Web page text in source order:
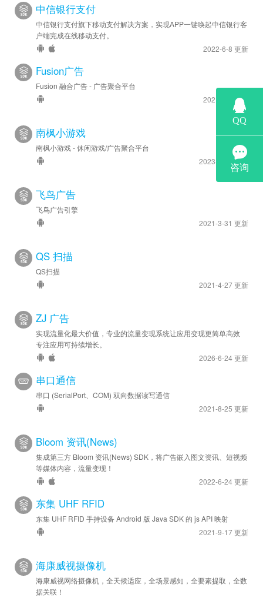
中信银行支付
中信银行支付旗下移动支付解决方案，实现APP一键唤起中信银行客
户端完成在线移动支付。
2022-6-8 更新
Fusion广告
Fusion 融合广告 - 广告聚合平台
2021-3-6 更新
南枫小游戏
南枫小游戏 - 休闲游戏/广告聚合平台
2023-2-14 更新
飞鸟广告
飞鸟广告引擎
2021-3-31 更新
QS 扫描
QS扫描
2021-4-27 更新
ZJ 广告
实现流量化最大价值，专业的流量变现系统让应用变现更简单高效
专注应用可持续增长。
2026-6-24 更新
串口通信
串口 (SerialPort、COM) 双向数据读写通信
2021-8-25 更新
Bloom 资讯(News)
集成第三方 Bloom 资讯(News) SDK，将广告嵌入图文资讯、短视频
等媒体内容，流量变现！
2022-6-24 更新
东集 UHF RFID
东集 UHF RFID 手持设备 Android 版 Java SDK 的 js API 映射
2021-9-17 更新
海康威视摄像机
海康威视网络摄像机，全天候适应，全场景感知，全要素提取，全数
据关联！